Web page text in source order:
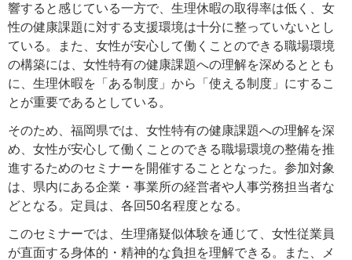
響すると感じている一方で、生理休暇の取得率は低く、女
性の健康課題に対する支援環境は十分に整っていないとし
ている。また、女性が安心して働くことのできる職場環境
の構築には、女性特有の健康課題への理解を深めるととも
に、生理休暇を「ある制度」から「使える制度」にするこ
とが重要であるとしている。
そのため、福岡県では、女性特有の健康課題への理解を深
め、女性が安心して働くことのできる職場環境の整備を推
進するためのセミナーを開催することとなった。参加対象
は、県内にある企業・事業所の経営者や人事労務担当者な
どとなる。定員は、各回50名程度となる。
このセミナーでは、生理痛疑似体験を通じて、女性従業員
が直面する身体的・精神的な負担を理解できる。また、メ